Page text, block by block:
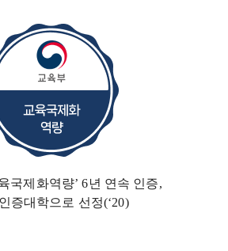
국제화역량’ 6년 연속 인증,
증대학으로 선정(‘20)